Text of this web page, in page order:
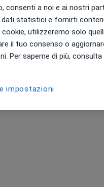
appassionato di
in Ortopedia e
nel 1999, 6 anni dopo la
l’Università di Milano.
dell’Unità Operativa di
Clinica Humanitas di
Artroscopia, Sport,
di Ortopedia e
nonché
consenti a noi e ai nostri
statistici e fornirti
utilizzeremo solo
il tuo consenso o
Per saperne di più,
impostazioni